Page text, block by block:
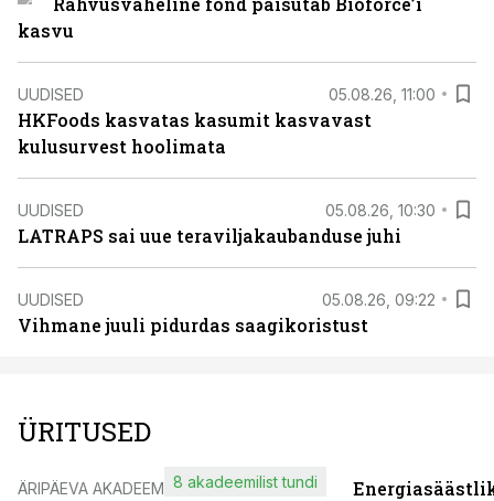
kasvu
UUDISED 05.08.26, 11:00
HKFoods kasvatas kasumit kasvavast
kulusurvest hoolimata
UUDISED 05.08.26, 10:30
LATRAPS sai uue teraviljakaubanduse juhi
UUDISED 05.08.26, 09:22
Vihmane juuli pidurdas saagikoristust
ÜRITUSED
ÄRIPÄEVA AKADEEMIA8 akadeemilist tundi